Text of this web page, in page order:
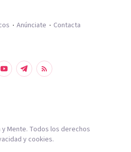
Anúnciate Contacta
Mente. Todos los derechos
y cookies.